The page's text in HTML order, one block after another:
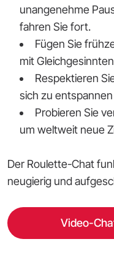
unangenehme
fahren Sie fort.
Fügen Sie
mit
Respektieren
sich zu
Probieren Sie
um weltweit neue
Der Roulette-Chat
neugierig und
Video-